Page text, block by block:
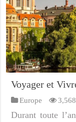
Voyager et
Europe 3,568
Durant toute